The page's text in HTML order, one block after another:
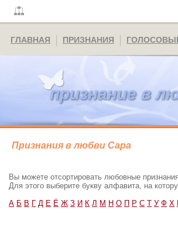
Признания в любви Сара
признание в
ГЛАВНАЯ ПРИЗНАНИЯ
Вы можете отсортировать любовные
Для этого выберите букву алфавита, на
А Б В Г Д Е Ё Ж З И К Л М Н О П Р С Т У Ф Х